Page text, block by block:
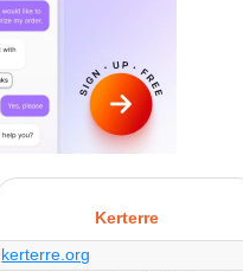
Kerterre
kerterre.org